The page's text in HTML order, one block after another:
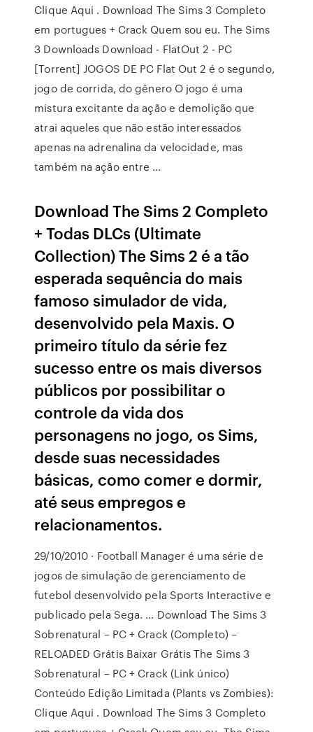
Clique Aqui . Download The Sims 3 Completo
em portugues + Crack Quem sou eu. The Sims
3 Downloads Download - FlatOut 2 - PC
[Torrent] JOGOS DE PC Flat Out 2 é o segundo,
jogo de corrida, do gênero O jogo é uma
mistura excitante da ação e demolição que
atrai aqueles que não estão interessados
apenas na adrenalina da velocidade, mas
também na ação entre …
Download The Sims 2 Completo
+ Todas DLCs (Ultimate
Collection) The Sims 2 é a tão
esperada sequência do mais
famoso simulador de vida,
desenvolvido pela Maxis. O
primeiro título da série fez
sucesso entre os mais diversos
públicos por possibilitar o
controle da vida dos
personagens no jogo, os Sims,
desde suas necessidades
básicas, como comer e dormir,
até seus empregos e
relacionamentos.
29/10/2010 · Football Manager é uma série de
jogos de simulação de gerenciamento de
futebol desenvolvido pela Sports Interactive e
publicado pela Sega. … Download The Sims 3
Sobrenatural – PC + Crack (Completo) –
RELOADED Grátis Baixar Grátis The Sims 3
Sobrenatural – PC + Crack (Link único)
Conteúdo Edição Limitada (Plants vs Zombies):
Clique Aqui . Download The Sims 3 Completo